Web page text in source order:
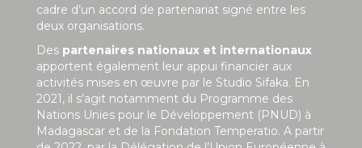
cadre d’un accord de partenariat signé entre les
deux organisations.
Des partenaires nationaux et internationaux
apportent également leur appui financier aux
activités mises en œuvre par le Studio Sifaka. En
2021, il s’agit notamment du Programme des
Nations Unies pour le Développement (PNUD) à
Madagascar et de la Fondation Temperatio. A partir